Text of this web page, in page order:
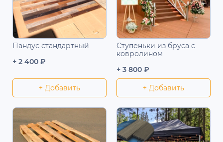
Пандус стандартный
+ 2 400 ₽
+ Добавить
Ступеньки из бруса с
ковролином
+ 3 800 ₽
+ Добавить